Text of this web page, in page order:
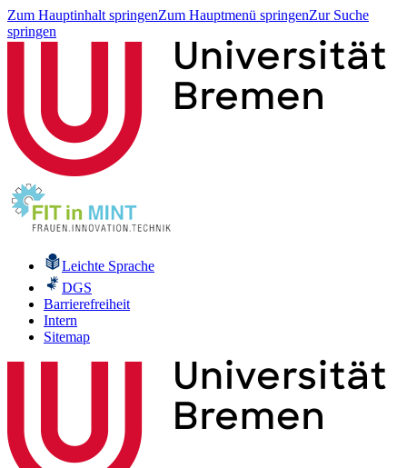
Zum Hauptinhalt springenZum Hauptmenü springenZur Suche
springen
Leichte Sprache
DGS
Barrierefreiheit
Intern
Sitemap